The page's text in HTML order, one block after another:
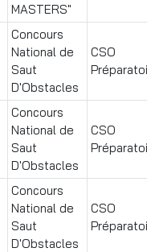
MASTERS"
Concours
National de
Saut
D'Obstacles
CSO
Concours
National de
Saut
D'Obstacles
CSO
Concours
National de
Saut
D'Obstacles
CSO